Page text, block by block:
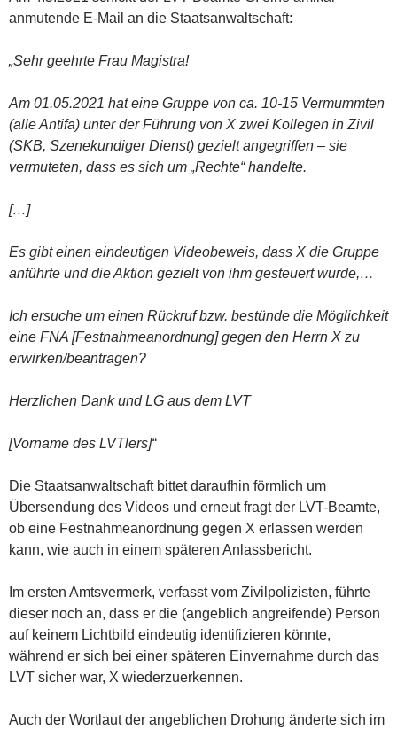
anmutende E-Mail an die Staatsanwaltschaft:
„Sehr geehrte Frau Magistra!
Am 01.05.2021 hat eine Gruppe von ca. 10-15 Vermummten
(alle Antifa) unter der Führung von X zwei Kollegen in Zivil
(SKB, Szenekundiger Dienst) gezielt angegriffen – sie
vermuteten, dass es sich um „Rechte“ handelte.
[…]
Es gibt einen eindeutigen Videobeweis, dass X die Gruppe
anführte und die Aktion gezielt von ihm gesteuert wurde,…
Ich ersuche um einen Rückruf bzw. bestünde die Möglichkeit
eine FNA [Festnahmeanordnung] gegen den Herrn X zu
erwirken/beantragen?
Herzlichen Dank und LG aus dem LVT
[Vorname des LVTlers]“
Die Staatsanwaltschaft bittet daraufhin förmlich um
Übersendung des Videos und erneut fragt der LVT-Beamte,
ob eine Festnahmeanordnung gegen X erlassen werden
kann, wie auch in einem späteren Anlassbericht.
Im ersten Amtsvermerk, verfasst vom Zivilpolizisten, führte
dieser noch an, dass er die (angeblich angreifende) Person
auf keinem Lichtbild eindeutig identifizieren könnte,
während er sich bei einer späteren Einvernahme durch das
LVT sicher war, X wiederzuerkennen.
Auch der Wortlaut der angeblichen Drohung änderte sich im